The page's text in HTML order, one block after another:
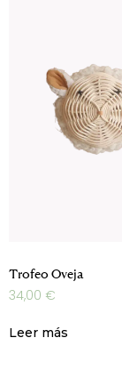
Trofeo Oveja
34,00 €
Leer más